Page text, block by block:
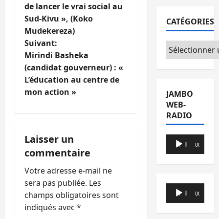
v
i
g
a
t
o
n
d
’
de lancer le vrai social au
Sud-Kivu », (Koko
Mudekereza)
Suivant:
Mirindi Basheka
(candidat gouverneur) : «
L’éducation au centre de
mon action »
Laisser un
commentaire
Votre adresse e-mail ne
sera pas publiée. Les
champs obligatoires sont
indiqués avec *
CATÉGORIES
Catégories
JAMBO
WEB-
RADIO
Lecteur
audio
00:00 00:00
Lecteur
audio
00:00 00:00